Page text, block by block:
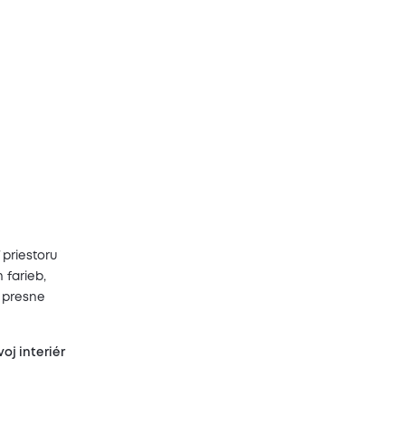
farieb,
interiér